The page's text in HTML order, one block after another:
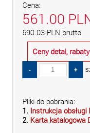
Cena:
561.00
690.03 PLN brutto
Ceny detal,
Pliki do pobrania:
1. Instrukcja obsługi
2. Karta katalogowa